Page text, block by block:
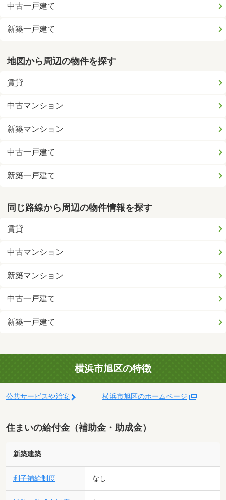
中古一戸建て
新築一戸建て
地図から周辺の物件を探す
賃貸
中古マンション
新築マンション
中古一戸建て
新築一戸建て
同じ路線から周辺の物件情報を探す
賃貸
中古マンション
新築マンション
中古一戸建て
新築一戸建て
横浜市旭区の特徴
公共サービスや治安 横浜市旭区のホームページ
住まいの給付金（補助金・助成金）
新築建築
利子補給制度 なし